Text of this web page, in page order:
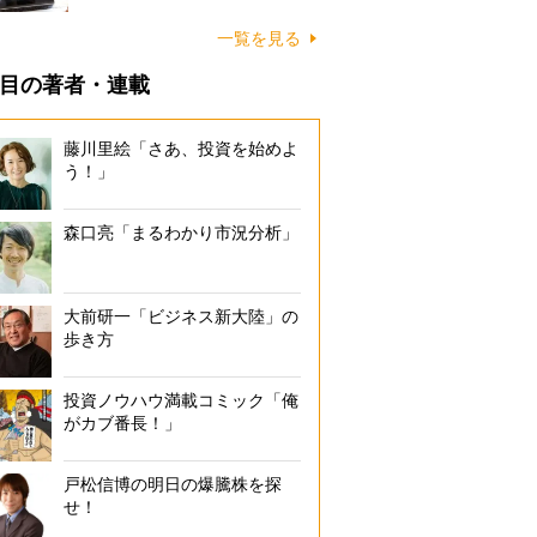
一覧を見る
の著者・連載
藤川里絵「さあ、投資を始めよ
う！」
森口亮「まるわかり市況分析」
大前研一「ビジネス新大陸」の
歩き方
投資ノウハウ満載コミック「俺
がカブ番長！」
戸松信博の明日の爆騰株を探
せ！